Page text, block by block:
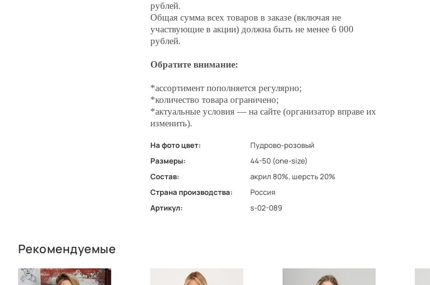
рублей.
Общая сумма всех товаров в заказе (включая не
участвующие в акции) должна быть не менее 6 000
рублей.
Обратите внимание:
*ассортимент пополняется регулярно;
*количество товара ограничено;
*актуальные условия — на сайте (организатор вправе их
изменить).
На фото цвет:
Пудрово-розовый
Размеры:
44-50 (one-size)
Состав:
акрил 80%, шерсть 20%
Страна производства:
Россия
Артикул:
s-02-089
Рекомендуемые